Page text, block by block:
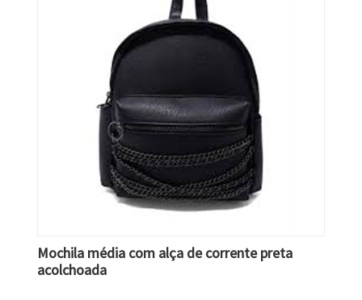
Mochila média com alça de corrente preta
acolchoada